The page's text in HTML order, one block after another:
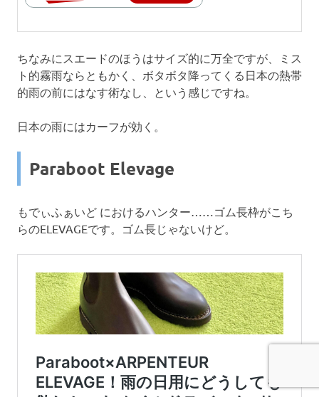
ちなみにスエードのほうはサイズ的に万全ですが、ミス
ト的霧雨ならともかく、ボタボタ降ってくる日本の熱帯
的雨の前にはなす術なし、という感じですね。
日本の雨にはカーフが効く。
Paraboot Elevage
もでぃふぁいど におけるハンター……ゴム長枠がこち
らのELEVAGEです。ゴム長じゃないけど。